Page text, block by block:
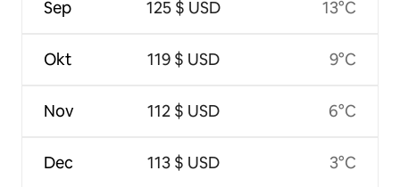
Sep
Okt
Nov
Dec
125 $ USD
119 $ USD
112 $ USD
113 $ USD
13°C
9°C
6°C
3°C